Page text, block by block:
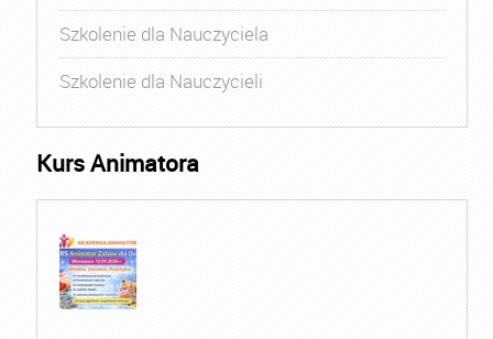
Szkolenie dla Nauczyciela
Szkolenie dla Nauczycieli
Kurs Animatora